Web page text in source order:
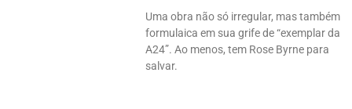
Uma obra não só irregular, mas também
formulaica em sua grife de “exemplar da
A24”. Ao menos, tem Rose Byrne para
salvar.